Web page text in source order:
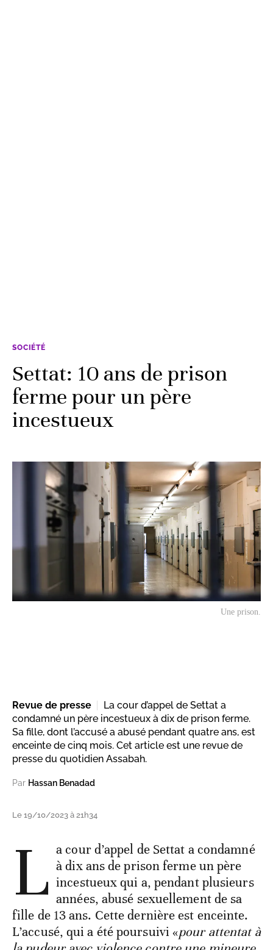
SOCIÉTÉ
Settat: 10 ans de prison
ferme pour un père
incestueux
Une prison.
Revue de presse
La cour d’appel de Settat a
condamné un père incestueux à dix de prison ferme.
Sa fille, dont l’accusé a abusé pendant quatre ans, est
enceinte de cinq mois. Cet article est une revue de
presse du quotidien Assabah.
Par Hassan Benadad
Le 19/10/2023 à 21h34
L a cour d’appel de Settat a condamné
à dix ans de prison ferme un père
incestueux qui a, pendant plusieurs
années, abusé sexuellement de sa
fille de 13 ans. Cette dernière est enceinte.
L’accusé, qui a été poursuivi «pour attentat à